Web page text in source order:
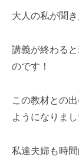
大人の私が聞
講義が終わる
のです！
この教材との
ようになりまし
私達夫婦も時